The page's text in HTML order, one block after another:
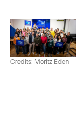
Credits: Moritz Eden